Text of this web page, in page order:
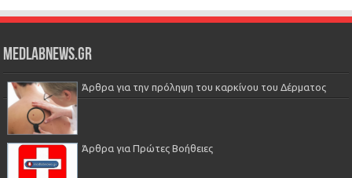
Medlabnews.gr
Άρθρα για την πρόληψη του καρκίνου του Δέρματος
Άρθρα για Πρώτες Βοήθειες